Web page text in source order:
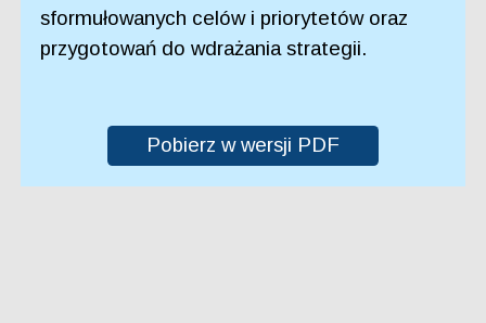
sformułowanych celów i priorytetów oraz
przygotowań do wdrażania strategii.
Pobierz w wersji PDF